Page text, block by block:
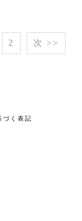
2 次 >>
づく表記